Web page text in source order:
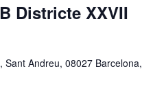
Districte XXVII
Andreu, 08027 Barcelona,